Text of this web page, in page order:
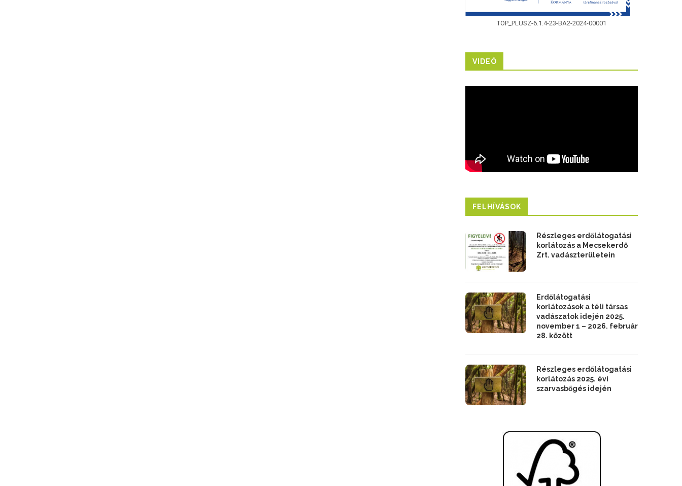
TOP_PLUSZ-6.1.4-23-BA2-2024-00001
VIDEÓ
FELHÍVÁSOK
Részleges erdőlátogatási
korlátozás a Mecsekerdő
Zrt. vadászterületein
Erdőlátogatási
korlátozások a téli társas
vadászatok idején 2025.
november 1 – 2026. február
28. között
Részleges erdőlátogatási
korlátozás 2025. évi
szarvasbőgés idején